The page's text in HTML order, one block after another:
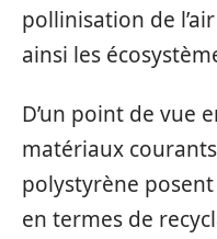
pollinisation de
ainsi les
D’un point de vue
matériaux
polystyrène
en termes de